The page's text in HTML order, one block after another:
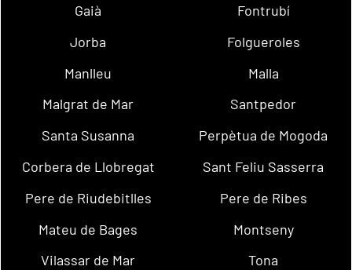
Gaià
Fontrubí
Jorba
Folgueroles
Manlleu
Malla
Malgrat de Mar
Santpedor
Santa Susanna
Perpètua de Mogoda
Corbera de Llobregat
Sant Feliu Sasserra
Pere de Riudebitlles
Pere de Ribes
Mateu de Bages
Montseny
Vilassar de Mar
Tona